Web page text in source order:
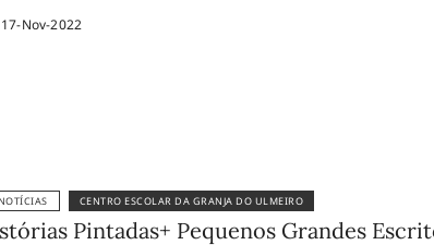
Nov-2022
CENTRO ESCOLAR DA GRANJA DO ULMEIRO
Pintadas+ Pequenos Grandes